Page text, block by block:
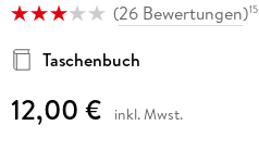
(26 Bewertungen)15
Taschenbuch
12,00 € inkl. Mwst.